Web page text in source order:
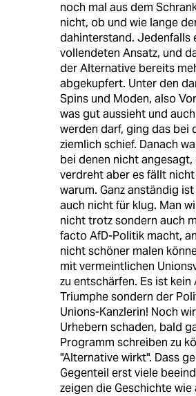
noch mal aus dem
nicht, ob und wie lange
dahinterstand. Jedenfalls
vollendeten Ansatz, und
der Alternative bereits
abgekupfert. Unter den
Spins und Moden, also
was gut aussieht und
werden darf, ging das bei
ziemlich schief. Danach
bei denen nicht
verdreht aber es fällt nicht
warum. Ganz anständig
auch nicht für klug. Man
nicht trotz sondern auch
facto AfD-Politik macht,
nicht schöner malen
mit vermeintlichen
zu entschärfen. Es ist
Triumphe sondern der
Unions-Kanzlerin! Noch
Urhebern schaden, bald
Programm schreiben zu
"Alternative wirkt". Dass
Gegenteil erst viele
zeigen die Geschichte